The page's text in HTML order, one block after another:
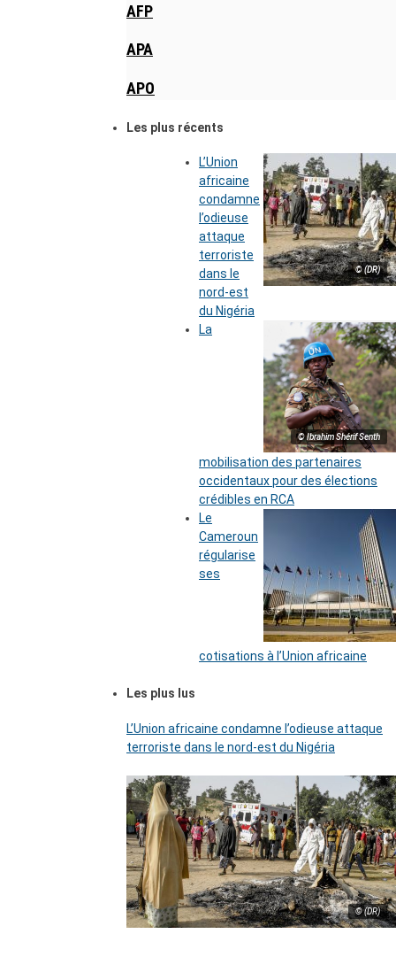
AFP
APA
APO
Les plus récents
© (DR)
L’Union
africaine
condamne
l’odieuse
attaque
terroriste
dans le
nord-est
du Nigéria
© Ibrahim Shérif Senth
La
mobilisation des partenaires
occidentaux pour des élections
crédibles en RCA
Le
Cameroun
régularise
ses
cotisations à l’Union africaine
Les plus lus
L’Union africaine condamne l’odieuse attaque
terroriste dans le nord-est du Nigéria
© (DR)